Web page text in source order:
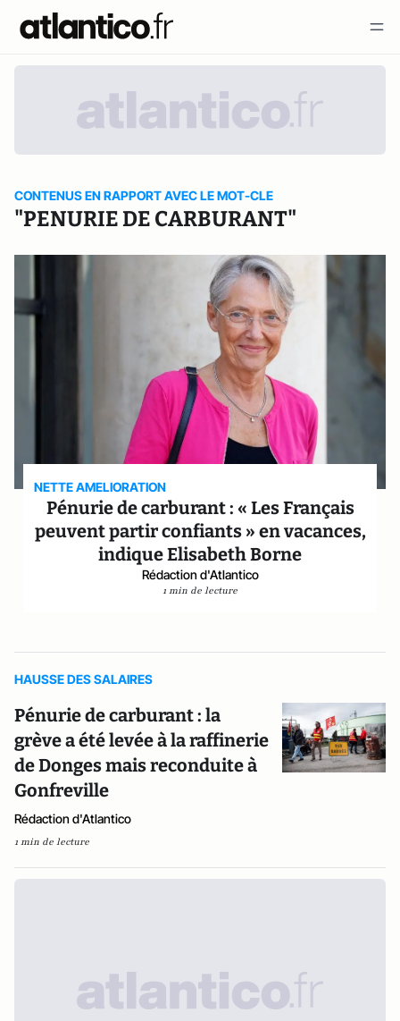
CONTENUS EN RAPPORT AVEC LE MOT-CLE
"PENURIE DE CARBURANT"
NETTE AMELIORATION
Pénurie de carburant : « Les Français
peuvent partir confiants » en vacances,
indique Elisabeth Borne
Rédaction d'Atlantico
1 min de lecture
HAUSSE DES SALAIRES
Pénurie de carburant : la
grève a été levée à la raffinerie
de Donges mais reconduite à
Gonfreville
Rédaction d'Atlantico
1 min de lecture